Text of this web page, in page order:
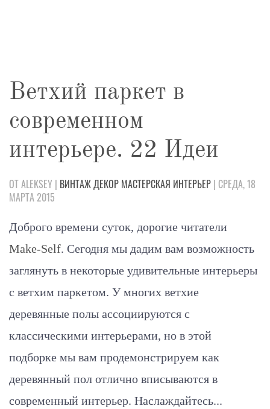
Ветхий паркет в
современном
интерьере. 22 Идеи
ОТ ALEKSEY | ВИНТАЖДЕКОР МАСТЕРСКАЯ ИНТЕРЬЕР | СРЕДА, 18
МАРТА 2015
Доброго времени суток, дорогие читатели
Make-Self. Сегодня мы дадим вам возможность
заглянуть в некоторые удивительные интерьеры
с ветхим паркетом. У многих ветхие
деревянные полы ассоциируются с
классическими интерьерами, но в этой
подборке мы вам продемонстрируем как
деревянный пол отлично вписываются в
современный интерьер. Наслаждайтесь...